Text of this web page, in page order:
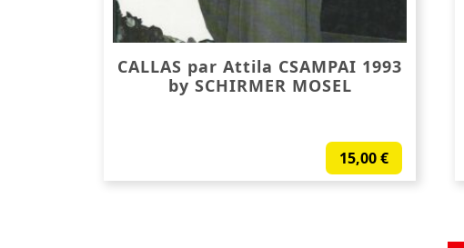
CALLAS par Attila CSAMPAI 1993
by SCHIRMER MOSEL
15,00€